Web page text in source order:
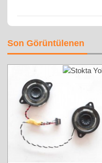
Son Görüntülenen